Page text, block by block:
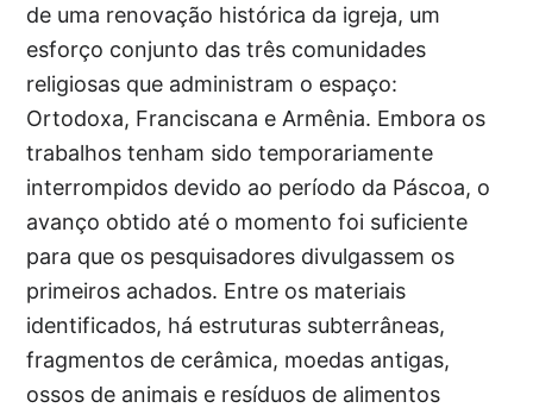
de uma renovação histórica da igreja, um
esforço conjunto das três comunidades
religiosas que administram o espaço:
Ortodoxa, Franciscana e Armênia. Embora os
trabalhos tenham sido temporariamente
interrompidos devido ao período da Páscoa, o
avanço obtido até o momento foi suficiente
para que os pesquisadores divulgassem os
primeiros achados. Entre os materiais
identificados, há estruturas subterrâneas,
fragmentos de cerâmica, moedas antigas,
ossos de animais e resíduos de alimentos